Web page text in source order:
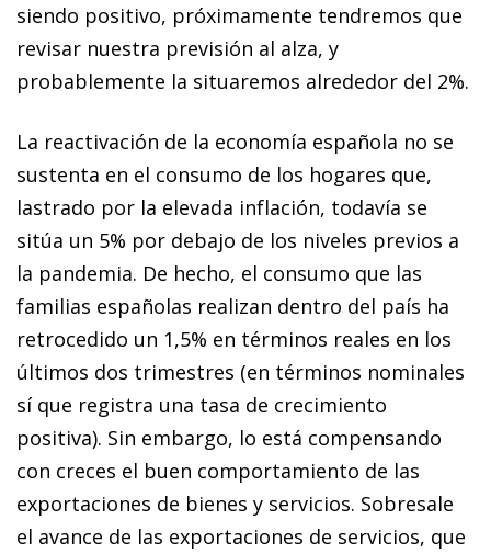
siendo positivo, próximamente tendremos que
revisar nuestra previsión al alza, y
probablemente la situaremos alrededor del 2%.
La reactivación de la economía española no se
sustenta en el consumo de los hogares que,
lastrado por la elevada inflación, todavía se
sitúa un 5% por debajo de los niveles previos a
la pandemia. De hecho, el consumo que las
familias españolas realizan dentro del país ha
retrocedido un 1,5% en términos reales en los
últimos dos trimestres (en términos nominales
sí que registra una tasa de crecimiento
positiva). Sin embargo, lo está compensando
con creces el buen comportamiento de las
exportaciones de bienes y servicios. Sobresale
el avance de las exportaciones de servicios, que